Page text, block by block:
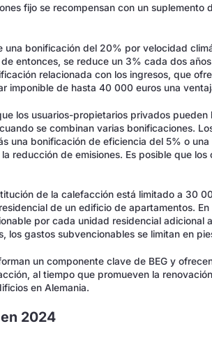
fijo se recompensan con un suplemento
una bonificación del 20% por velocidad
entonces, se reduce un 3% cada dos
relacionada con los ingresos, que
imponible de hasta 40 000 euros una
los usuarios-propietarios privados pueden
se combinan varias bonificaciones.
una bonificación de eficiencia del 5% o una
reducción de emisiones. Es posible que los
de la calefacción está limitado a 30
de un edificio de apartamentos.
por cada unidad residencial adicional
los gastos subvencionables se limitan en
un componente clave de BEG y
al tiempo que promueven la
en Alemania.
2024